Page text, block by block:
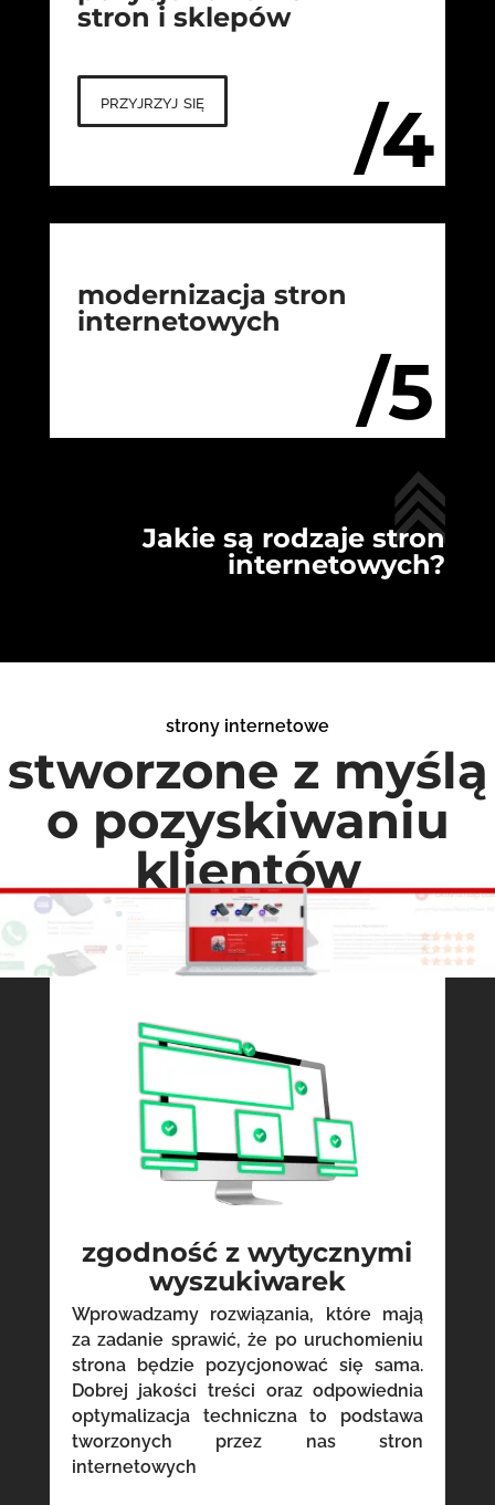
/4
stron i sklepów
przyjrzyj się
/5
modernizacja stron
internetowych
Jakie są rodzaje stron
internetowych?
strony internetowe
stworzone z myślą
o pozyskiwaniu
klientów
zgodność z wytycznymi
wyszukiwarek
Wprowadzamy rozwiązania, które mają
za zadanie sprawić, że po uruchomieniu
strona będzie pozycjonować się sama.
Dobrej jakości treści oraz odpowiednia
optymalizacja techniczna to podstawa
tworzonych przez nas stron
internetowych